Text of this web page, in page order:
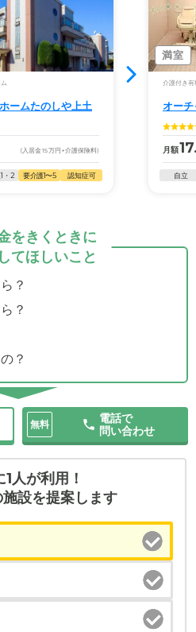
ームたのしや上土
(入居金15万円 +介護保険料)
・2 要介護1〜5 認知症可
満室
介護付き有
オー
月額
自立
をきくときに
てほしいこと
？
？
？
無料
電話で
問い合わせ
人が利用！
施設を提案します